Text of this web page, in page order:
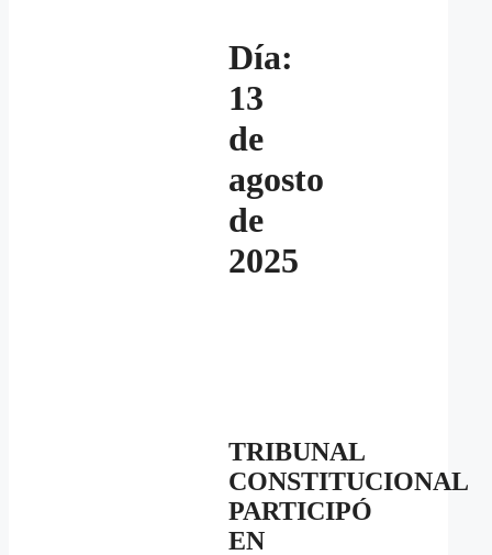
Día:
13
de
agosto
de
2025
TRIBUNAL
CONSTITUCIONAL
PARTICIPÓ
EN